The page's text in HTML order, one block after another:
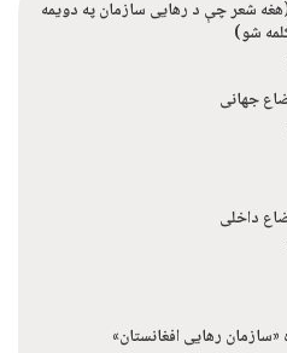
شعر چې د رهایی سازمان په دویمه
شو)
جهانی
داخلی
رهایی افغانستان»